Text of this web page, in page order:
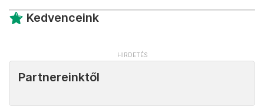
Kedvenceink
Partnereinktől